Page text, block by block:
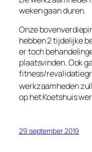
weken gaan duren.
Onze
hebben 2 tijdelijke
er toch
plaatsvinden. Ook
fitness/
werkzaamheden
op het Koetshuis
29 september 2019